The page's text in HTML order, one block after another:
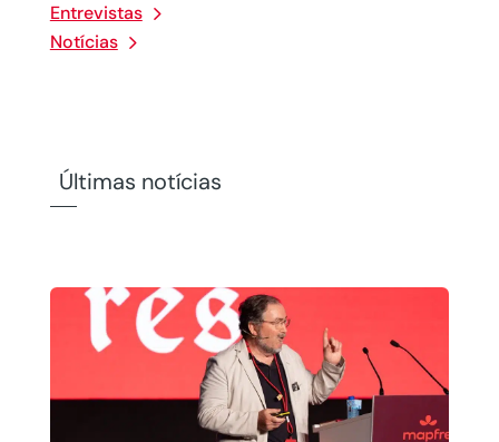
Entrevistas
Notícias
Últimas notícias